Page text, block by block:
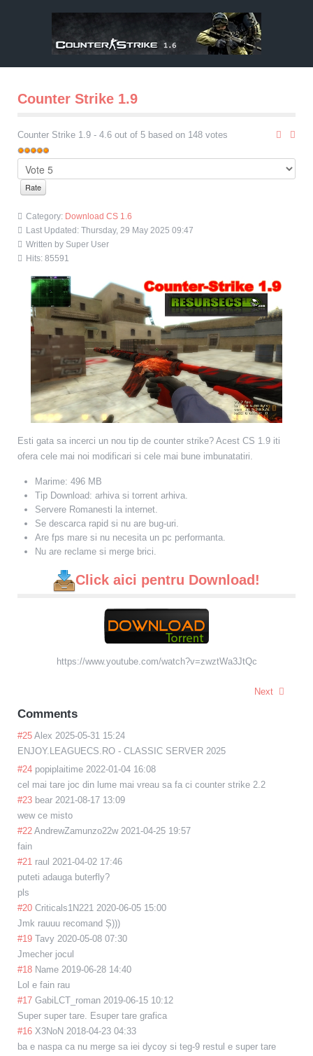
Counter Strike 1.9
Counter Strike 1.9 - 4.6 out of 5 based on 148 votes
Category: Download CS 1.6
Last Updated: Thursday, 29 May 2025 09:47
Written by Super User
Hits: 85591
Esti gata sa incerci un nou tip de counter strike? Acest CS 1.9 iti
ofera cele mai noi modificari si cele mai bune imbunatatiri.
Marime: 496 MB
Tip Download: arhiva si torrent arhiva.
Servere Romanesti la internet.
Se descarca rapid si nu are bug-uri.
Are fps mare si nu necesita un pc performanta.
Nu are reclame si merge brici.
Click aici pentru Download!
https://www.youtube.com/watch?v=zwztWa3JtQc
Next
Comments
#25 Alex 2025-05-31 15:24
ENJOY.LEAGUECS. RO - CLASSIC SERVER 2025
#24 popiplaitime 2022-01-04 16:08
cel mai tare joc din lume mai vreau sa fa ci counter strike 2.2
#23 bear 2021-08-17 13:09
wew ce misto
#22 AndrewZamunzo22w 2021-04-25 19:57
fain
#21 raul 2021-04-02 17:46
puteti adauga buterfly?
pls
#20 Criticals1N221 2020-06-05 15:00
Jmk rauuu recomand Ș)))
#19 Tavy 2020-05-08 07:30
Jmecher jocul
#18 Name 2019-06-28 14:40
Lol e fain rau
#17 GabiLCT_roman 2019-06-15 10:12
Super super tare. Esuper tare grafica
#16 X3NoN 2018-04-23 04:33
ba e naspa ca nu merge sa iei dycoy si teg-9 restul e super tare